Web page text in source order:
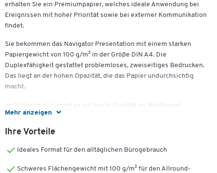
Mehr anzeigen
erhalten Sie ein Premiumpapier, welches ideale Anwendung bei
Ereignissen mit hoher Priorität sowie bei externer Kommunikation
findet.
Sie bekommen das Navigator Presentation mit einem starken
Papiergewicht von 100 g/m² in der Größe DIN A4. Die
Duplexfähigkeit gestattet problemloses, zweiseitiges Bedrucken.
Das liegt an der hohen Opazität, die das Papier undurchsichtig
macht.
Im Bilderdruck kommt es auf beste Qualität an. Weißegrad,
Oberfläche und Glätte des Papiers spielen alle eine Rolle. Mit
diesem hochweißen Papier bekommen Sie die optimalen Werte für
Geläufige geschäftsexterne Informationsübermittlung – wie z.B.
hochklassigen Papier einen brillanten Grad an Wirkung.
Ihre Vorteile
Ideales Format für den alltäglichen Bürogebrauch
Schweres Flächengewicht mit 100 g/m² für den Allround-